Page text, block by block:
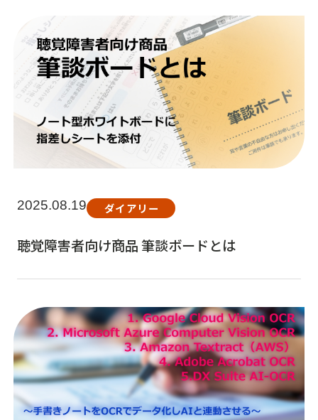
2025.08.19 ダイアリー
聴覚障害者向け商品 筆談ボードとは